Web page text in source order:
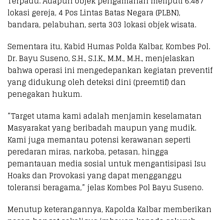
lokasi gereja, 4 Pos Lintas Batas Negara (PLBN),
bandara, pelabuhan, serta 303 lokasi objek wisata.
​Sementara itu, Kabid Humas Polda Kalbar, Kombes Pol.
Dr. Bayu Suseno, S.H., S.I.K., M.M., M.H., menjelaskan
bahwa operasi ini mengedepankan kegiatan preventif
yang didukung oleh deteksi dini (preemtif) dan
penegakan hukum.
​”Target utama kami adalah menjamin keselamatan
Masyarakat yang beribadah maupun yang mudik.
Kami juga memantau potensi kerawanan seperti
peredaran miras, narkoba, petasan, hingga
pemantauan media sosial untuk mengantisipasi Isu
Hoaks dan Provokasi yang dapat mengganggu
toleransi beragama,” jelas Kombes Pol Bayu Suseno.
​Menutup keterangannya, Kapolda Kalbar memberikan